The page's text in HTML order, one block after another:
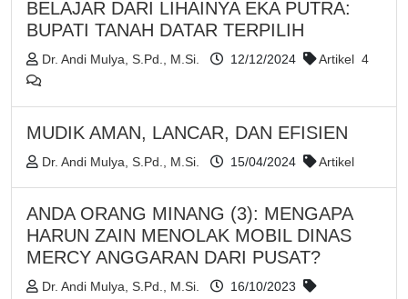
BELAJAR DARI LIHAINYA EKA PUTRA:
BUPATI TANAH DATAR TERPILIH
Dr. Andi Mulya, S.Pd., M.Si. 12/12/2024 Artikel 4
MUDIK AMAN, LANCAR, DAN EFISIEN
Dr. Andi Mulya, S.Pd., M.Si. 15/04/2024 Artikel
ANDA ORANG MINANG (3): MENGAPA
HARUN ZAIN MENOLAK MOBIL DINAS
MERCY ANGGARAN DARI PUSAT?
Dr. Andi Mulya, S.Pd., M.Si.
16/10/2023